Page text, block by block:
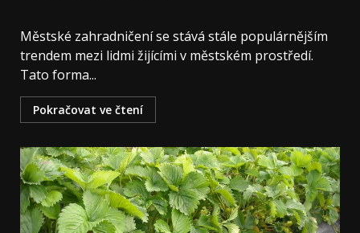
Městské zahradničení se stává stále populárnějším
trendem mezi lidmi žijícími v městském prostředí.
Tato forma...
Pokračovat ve čtení